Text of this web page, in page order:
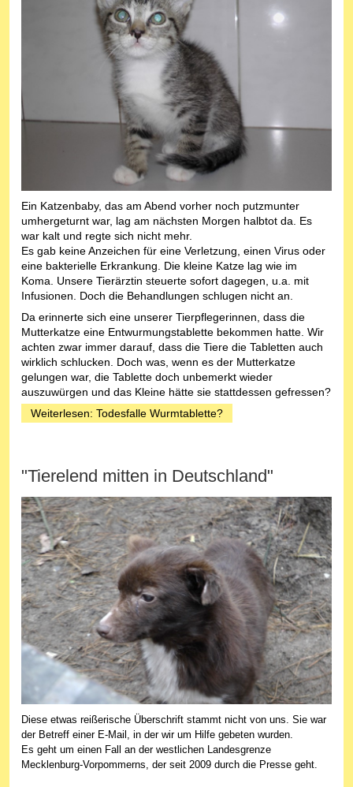
Ein Katzenbaby, das am Abend vorher noch putzmunter
umhergeturnt war, lag am nächsten Morgen halbtot da. Es
war kalt und regte sich nicht mehr.
Es gab keine Anzeichen für eine Verletzung, einen Virus oder
eine bakterielle Erkrankung. Die kleine Katze lag wie im
Koma. Unsere Tierärztin steuerte sofort dagegen, u.a. mit
Infusionen. Doch die Behandlungen schlugen nicht an.
Da erinnerte sich eine unserer Tierpflegerinnen, dass die
Mutterkatze eine Entwurmungstablette bekommen hatte. Wir
achten zwar immer darauf, dass die Tiere die Tabletten auch
wirklich schlucken. Doch was, wenn es der Mutterkatze
gelungen war, die Tablette doch unbemerkt wieder
auszuwürgen und das Kleine hätte sie stattdessen gefressen?
Weiterlesen: Todesfalle Wurmtablette?
"Tierelend mitten in Deutschland"
Diese etwas reißerische Überschrift stammt nicht von uns. Sie war
der Betreff einer E-Mail, in der wir um Hilfe gebeten wurden.
Es geht um einen Fall an der westlichen Landesgrenze
Mecklenburg-Vorpommerns, der seit 2009 durch die Presse geht.